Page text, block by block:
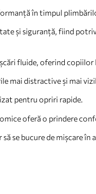
în timpul
și siguranță, fiind
fluide, oferind
mai distractive și mai
pentru opriri rapide.
oferă o prindere
se bucure de mișcare în